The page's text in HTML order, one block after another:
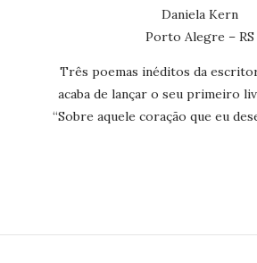
Daniela Kern
Porto Alegre – RS
Três poemas inéditos da
acaba de lançar o seu primeiro
“Sobre aquele coração que eu